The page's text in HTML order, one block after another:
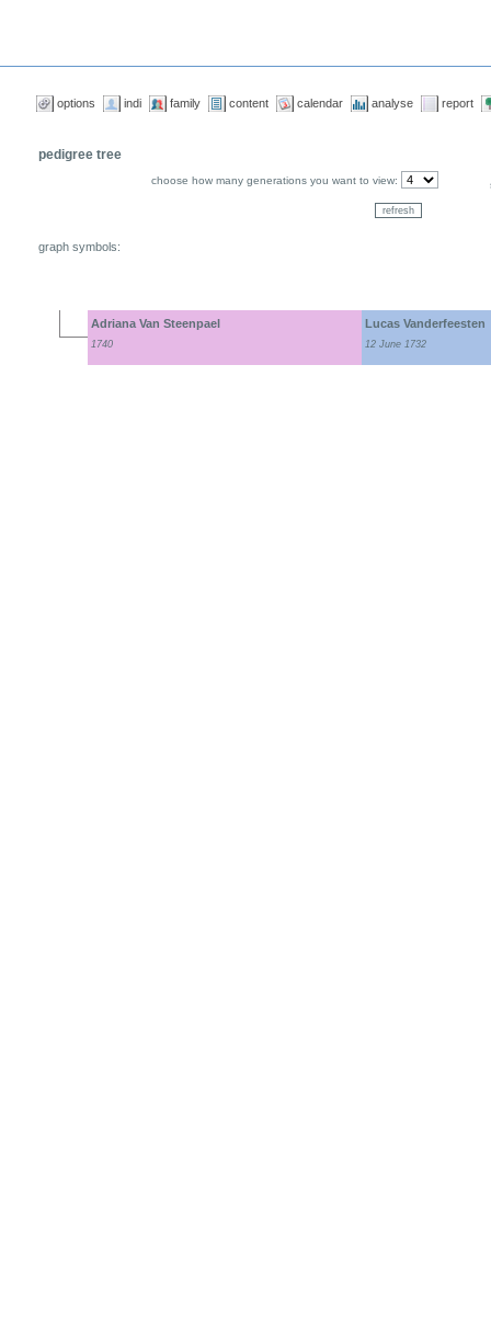
options indi family content calendar analyse report
pedigree tree
choose how many generations you want to view:
graph symbols:
Adriana Van Steenpael
1740
Lucas Vanderfeesten
12 June 1732